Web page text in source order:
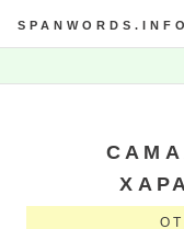
SPANWORDS.INFO